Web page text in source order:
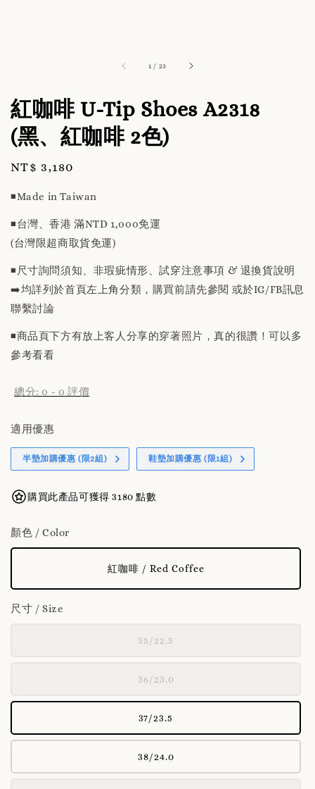
1 / 23
紅咖啡 U-Tip Shoes A2318
(黑、紅咖啡 2色)
Regular
NT$ 3,180
◾️Made in Taiwan
◾️台灣、香港 滿NTD 1,000免運
(台灣限超商取貨免運)
◾️尺寸詢問須知、非瑕疵情形、試穿注意事項 & 退換貨說明
➡️均詳列於首頁左上角分類，購買前請先參閱 或於IG/FB訊息
聯繫討論
◾️商品頁下方有放上客人分享的穿著照片，真的很讚！可以多
參考看看
總分: 0 - 0 評價
適用優惠
半墊加購優惠 (限2組) 鞋墊加購優惠 (限1組)
購買此產品可獲得 3180 點數
顏色 / Color
紅咖啡 / Red Coffee
尺寸 / Size
35/22.5
36/23.0
37/23.5
38/24.0